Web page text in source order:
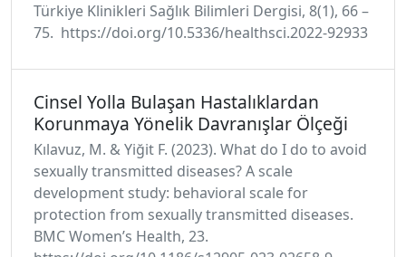
Türkiye Klinikleri Sağlık Bilimleri Dergisi, 8(1), 66 –
75. https://doi.org/10.5336/healthsci.2022-92933
Cinsel Yolla Bulaşan Hastalıklardan
Korunmaya Yönelik Davranışlar Ölçeği
Kılavuz, M. & Yiğit F. (2023). What do I do to avoid
sexually transmitted diseases? A scale
development study: behavioral scale for
protection from sexually transmitted diseases.
BMC Women’s Health, 23.